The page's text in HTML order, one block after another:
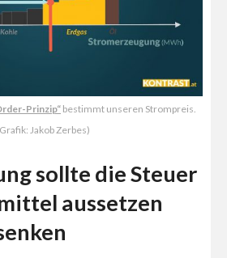
Prinzip“bestimmt unseren Strompreis.
Jakob Zerbes)
sollte die Steuer
aussetzen